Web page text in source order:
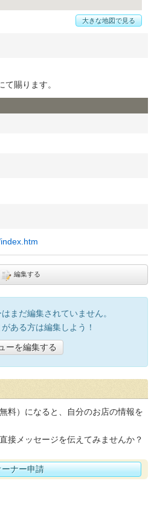
大きな地図で見る
賜ります。
編集する
まだ編集されていません。
ある方は編集しよう！
ーを編集する
料）になると、自分のお店の情報を
接メッセージを伝えてみませんか？
ーナー申請